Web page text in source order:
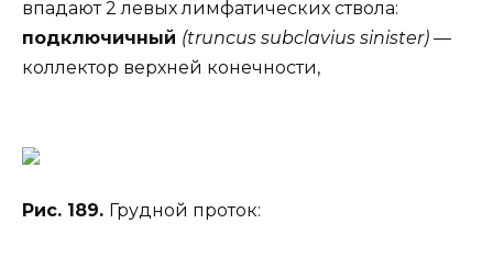
впадают 2 левых лимфатических ствола:
подключичный (truncus subclavius sinister) —
коллектор верхней конечности,
Рис. 189. Грудной проток: